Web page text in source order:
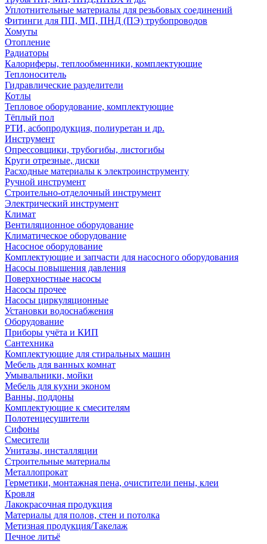
Уплотнительные материалы для резьбовых соединений
Фитинги для ПП, МП, ПНД (ПЭ) трубопроводов
Хомуты
Отопление
Радиаторы
Калориферы, теплообменники, комплектующие
Теплоноситель
Гидравлические разделители
Котлы
Тепловое оборудование, комплектующие
Тёплый пол
РТИ, асбопродукция, полиуретан и др.
Инструмент
Опрессовщики, трубогибы, листогибы
Круги отрезные, диски
Расходные материалы к электроинструменту
Ручной инструмент
Строительно-отделочный инструмент
Электрический инструмент
Климат
Вентиляционное оборудование
Климатическое оборудование
Насосное оборудование
Комплектующие и запчасти для насосного оборудования
Насосы повышения давления
Поверхностные насосы
Насосы прочее
Насосы циркуляционные
Установки водоснабжения
Оборудование
Приборы учёта и КИП
Сантехника
Комплектующие для стиральных машин
Мебель для ванных комнат
Умывальники, мойки
Мебель для кухни эконом
Ванны, поддоны
Комплектующие к смесителям
Полотенцесушители
Сифоны
Смесители
Унитазы, инсталляции
Строительные материалы
Металлопрокат
Герметики, монтажная пена, очистители пены, клеи
Кровля
Лакокрасочная продукция
Материалы для полов, стен и потолка
Метизная продукция/Такелаж
Печное литьё